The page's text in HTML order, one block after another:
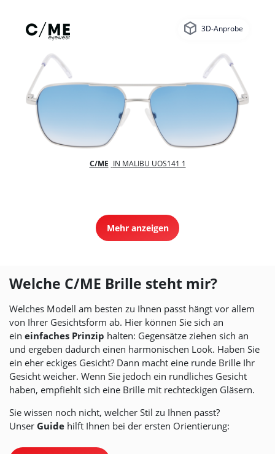
C/ME IN MALIBU UOS141 1
3D-Anprobe
Mehr anzeigen
Welche C/ME Brille steht mir?
Welches Modell am besten zu Ihnen passt hängt vor allem
von Ihrer Gesichtsform ab. Hier können Sie sich an
ein einfaches Prinzip halten: Gegensätze ziehen sich an
und ergeben dadurch einen harmonischen Look. Haben Sie
ein eher eckiges Gesicht? Dann macht eine runde Brille Ihr
Gesicht weicher. Wenn Sie jedoch ein rundliches Gesicht
haben, empfiehlt sich eine Brille mit rechteckigen Gläsern.
Sie wissen noch nicht, welcher Stil zu Ihnen passt?
Unser Guide hilft Ihnen bei der ersten Orientierung: